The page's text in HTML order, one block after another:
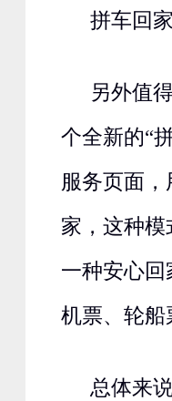
拼车回
另外值
个全新的“
服务页面
家，这种
一种安心
机票、轮船
总体来